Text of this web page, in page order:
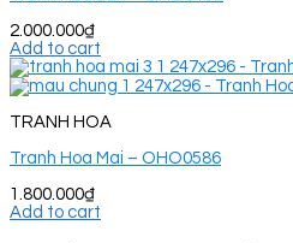
2.000.000₫
Add to cart
TRANH HOA
Tranh Hoa Mai – OHO0586
1.800.000₫
Add to cart